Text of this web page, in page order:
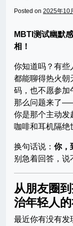
Posted on 2025年10
MBTI测试幽默
相！
你知道吗？有些
都能聊得热火朝
码，也不愿参加
那么问题来了
你是那个主动发
咖啡和耳机隔绝
换句话说： 你，
别急着回答，说
从朋友圈
治年轻人
最近你有没有发